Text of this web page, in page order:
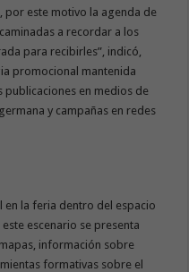
por este motivo la agenda de
a recordar a los
para recibirles”, indicó,
promocional mantenida
en medios de
y campañas en redes
en la feria dentro del espacio
escenario se presenta
información sobre
formativas sobre el